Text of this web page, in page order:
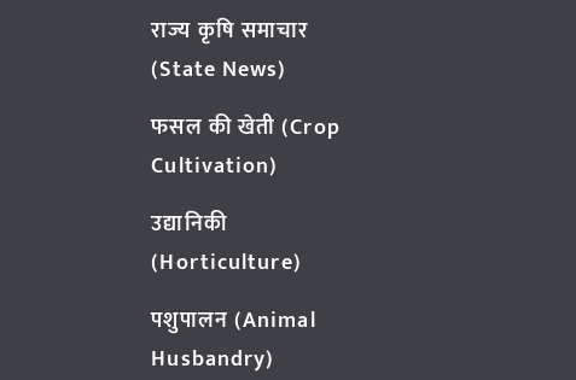
राज्य कृषि समाचार
(State News)
फसल की खेती (Crop
Cultivation)
उद्यानिकी
(Horticulture)
पशुपालन (Animal
Husbandry)